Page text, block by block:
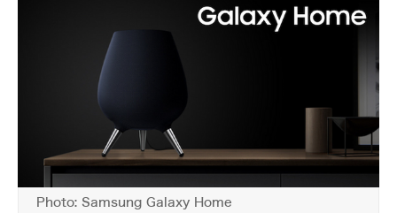
Photo: Samsung Galaxy Home